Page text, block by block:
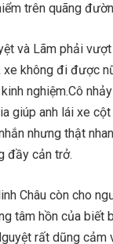
trên quãng
và Lãm phải
không đi được
nghiệm.Cô
giúp anh lái xe
nhưng thật
đầy cản trở.
Châu còn cho
tâm hồn của
rất dũng cảm